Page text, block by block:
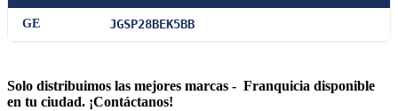
GE JGSP28BEK5BB
Solo distribuimos las mejores marcas - Franquicia disponible
en tu ciudad. ¡Contáctanos!